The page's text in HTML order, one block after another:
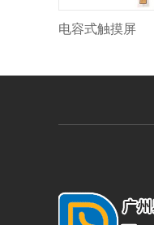
电容式触摸屏